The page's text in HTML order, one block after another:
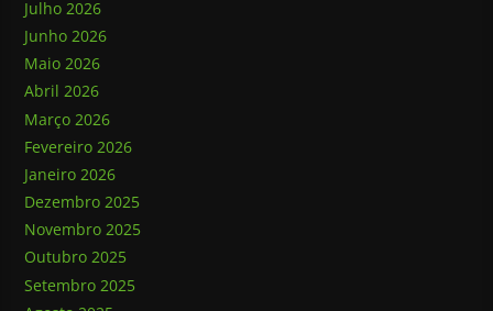
Julho 2026
Junho 2026
Maio 2026
Abril 2026
Março 2026
Fevereiro 2026
Janeiro 2026
Dezembro 2025
Novembro 2025
Outubro 2025
Setembro 2025